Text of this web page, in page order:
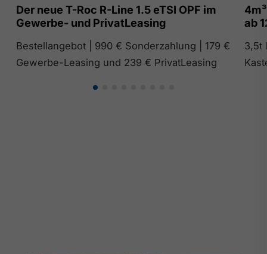
Der neue T-Roc R-Line 1.5 eTSI OPF im
Gewerbe- und PrivatLeasing
Bestellangebot | 990 € Sonderzahlung | 179 €
Gewerbe-Leasing und 239 € PrivatLeasing
ab
3,5t